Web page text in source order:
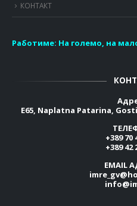
КОНТАКТ
Работиме: На големо, на
E65, Naplatna Patarina,
+389 70
+389 42
EMAIL